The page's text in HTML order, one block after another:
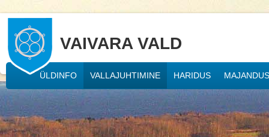
VAIVARA VALD
ÜLDINFO VALLAJUHTIMINE HARIDUS MAJANDUS